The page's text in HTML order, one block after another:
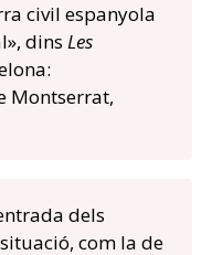
civil espanyola
dins Les
Montserrat,
dels
com la de